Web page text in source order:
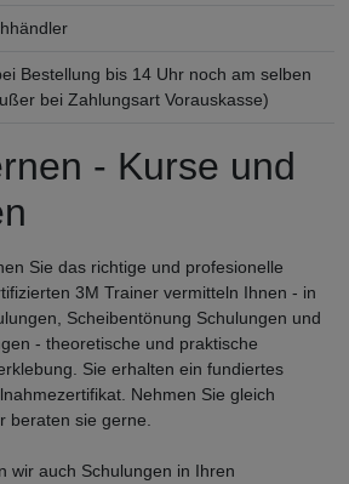
Bestellung bis 14 Uhr noch am selben
bei Zahlungsart Vorauskasse)
- Kurse und
Sie das richtige und profesionelle
3M Trainer vermitteln Ihnen - in
Scheibentönung Schulungen und
- theoretische und praktische
Sie erhalten ein fundiertes
Nehmen Sie gleich
beraten sie gerne.
wir auch Schulungen in Ihren